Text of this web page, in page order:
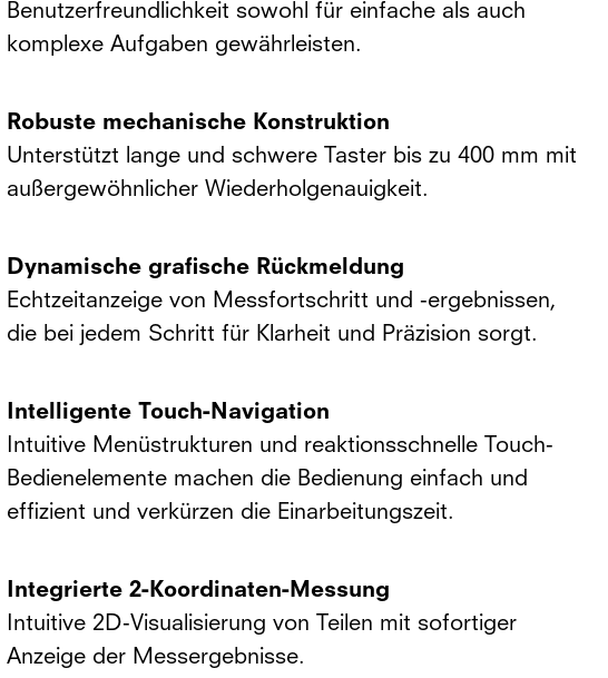
Benutzerfreundlichkeit sowohl für einfache als auch
komplexe Aufgaben gewährleisten.
Robuste mechanische Konstruktion
Unterstützt lange und schwere Taster bis zu 400 mm mit
außergewöhnlicher Wiederholgenauigkeit.
Dynamische grafische Rückmeldung
Echtzeitanzeige von Messfortschritt und -ergebnissen,
die bei jedem Schritt für Klarheit und Präzision sorgt.
Intelligente Touch-Navigation
Intuitive Menüstrukturen und reaktionsschnelle Touch-
Bedienelemente machen die Bedienung einfach und
effizient und verkürzen die Einarbeitungszeit.
Integrierte 2-Koordinaten-Messung
Intuitive 2D-Visualisierung von Teilen mit sofortiger
Anzeige der Messergebnisse.